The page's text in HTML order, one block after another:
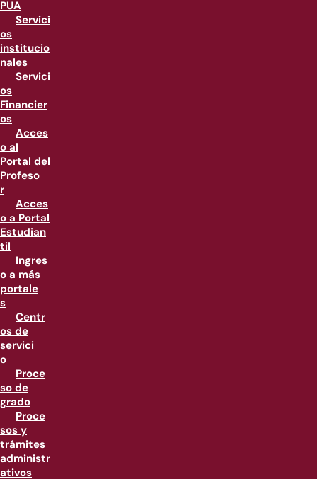
PUA
Servici
os
institucio
nales
Servici
os
Financier
os
Acces
o al
Portal del
Profeso
r
Acces
o a Portal
Estudian
til
Ingres
o a más
portale
s
Centr
os de
servici
o
Proce
so de
grado
Proce
sos y
trámites
administr
ativos